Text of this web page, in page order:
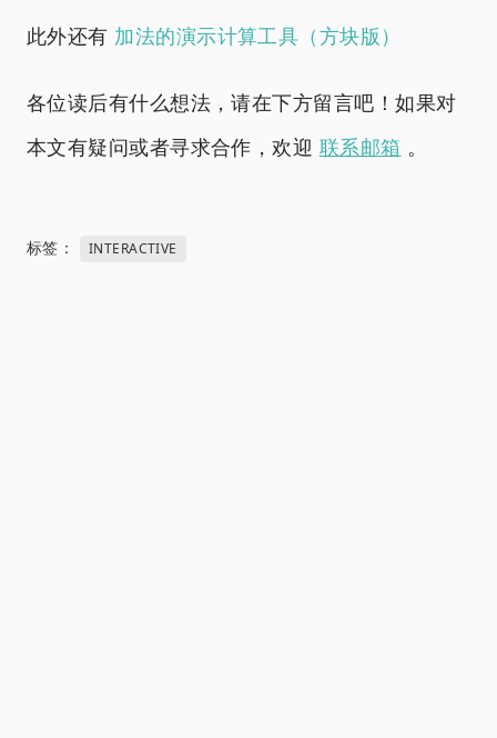
此外还有 加法的演示计算工具（方块版）
各位读后有什么想法，请在下方留言吧！如果对
本文有疑问或者寻求合作，欢迎 联系邮箱 。
标签： INTERACTIVE